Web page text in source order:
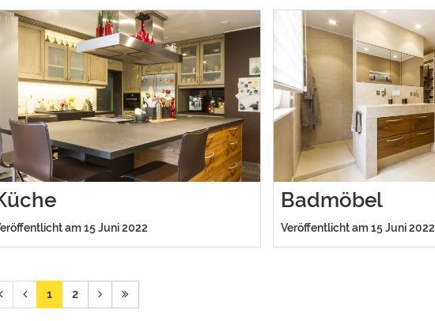
am 15 Juni 2022
Badmöbel
Veröffentlicht am 15 Juni 2022
1 2